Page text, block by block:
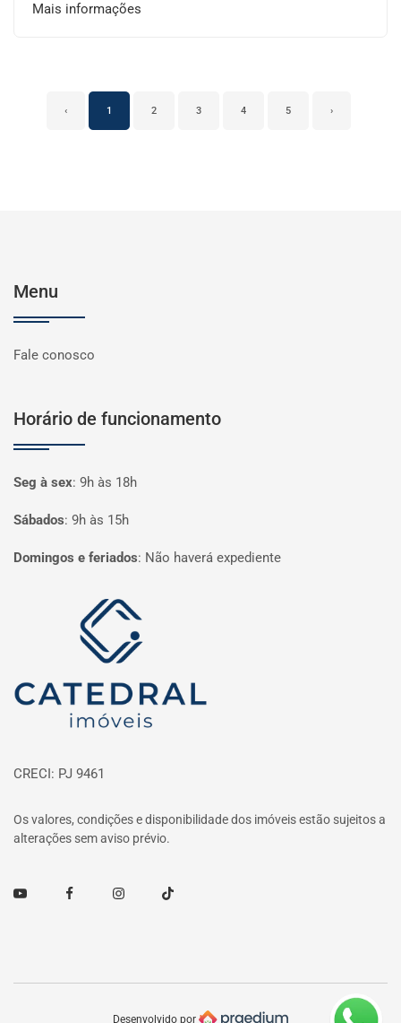
Mais informações
‹ 1 2 3 4 5 ›
Menu
Fale conosco
Horário de funcionamento
Seg à sex: 9h às 18h
Sábados: 9h às 15h
Domingos e feriados: Não haverá expediente
Página inicial
CRECI: PJ 9461
Os valores, condições e disponibilidade dos imóveis estão sujeitos a
alterações sem aviso prévio.
Youtube FacebookInstagramTikTok
Desenvolvido por